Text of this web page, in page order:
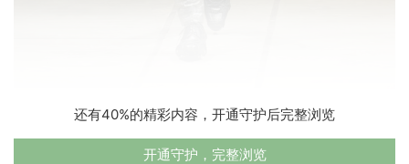
还有40%的精彩内容，开通守护后完整浏览
开通守护，完整浏览